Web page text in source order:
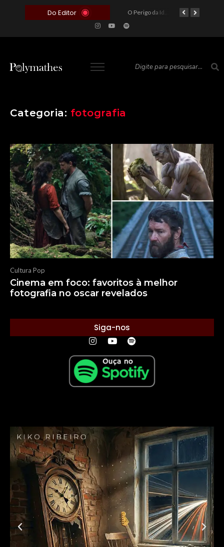
Do Editor
O Voto como Moeda: Clientelismo e o Analfabetismo Funcional Político no Brasil O Perigo da Ideologia Desenfreada na Justiça: Quando a Pauta Política Substitui a Pena Criminal
Categoria: fotografia
Cultura Pop
Cinema em foco: favoritos à melhor
fotografia no oscar revelados
Siga-nos